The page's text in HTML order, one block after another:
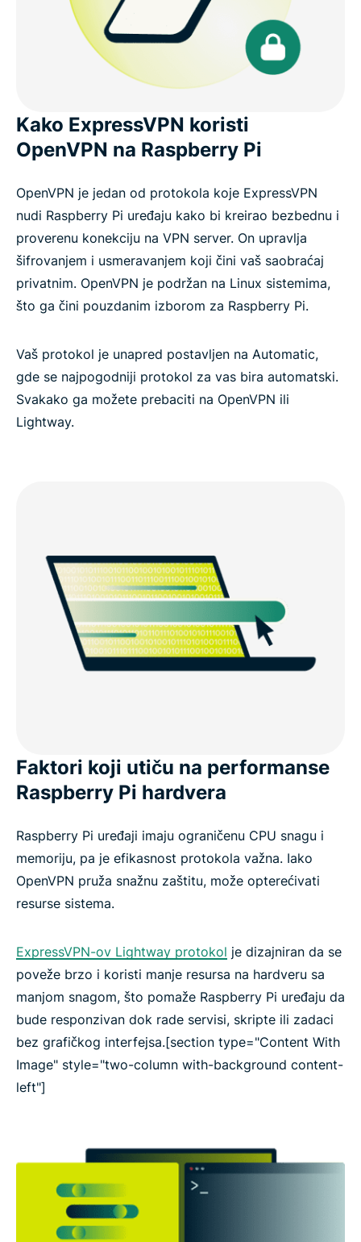
Kako ExpressVPN koristi
OpenVPN na Raspberry Pi
OpenVPN je jedan od protokola koje ExpressVPN
nudi Raspberry Pi uređaju kako bi kreirao bezbednu i
proverenu konekciju na VPN server. On upravlja
šifrovanjem i usmeravanjem koji čini vaš saobraćaj
privatnim. OpenVPN je podržan na Linux sistemima,
što ga čini pouzdanim izborom za Raspberry Pi.
Vaš protokol je unapred postavljen na Automatic,
gde se najpogodniji protokol za vas bira automatski.
Svakako ga možete prebaciti na OpenVPN ili
Lightway.
Faktori koji utiču na performanse
Raspberry Pi hardvera
Raspberry Pi uređaji imaju ograničenu CPU snagu i
memoriju, pa je efikasnost protokola važna. Iako
OpenVPN pruža snažnu zaštitu, može opterećivati
resurse sistema.
ExpressVPN-ov Lightway protokol je dizajniran da se
poveže brzo i koristi manje resursa na hardveru sa
manjom snagom, što pomaže Raspberry Pi uređaju da
bude responzivan dok rade servisi, skripte ili zadaci
bez grafičkog interfejsa.[section type="Content With
Image" style="two-column with-background content-
left"]